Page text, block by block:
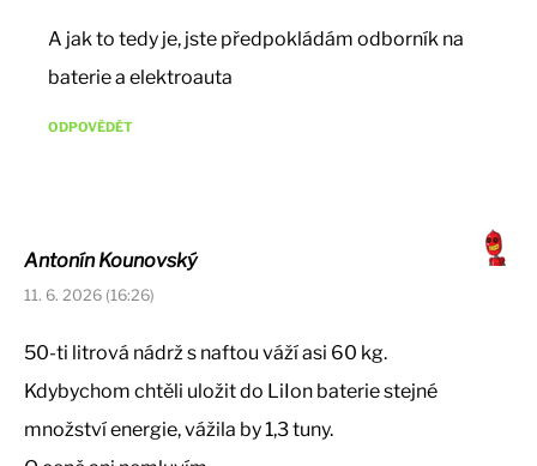
A jak to tedy je, jste předpokládám odborník na
baterie a elektroauta
ODPOVĚDĚT
Antonín Kounovský
11. 6. 2026 (16:26)
50-ti litrová nádrž s naftou váží asi 60 kg.
Kdybychom chtěli uložit do LiIon baterie stejné
množství energie, vážila by 1,3 tuny.